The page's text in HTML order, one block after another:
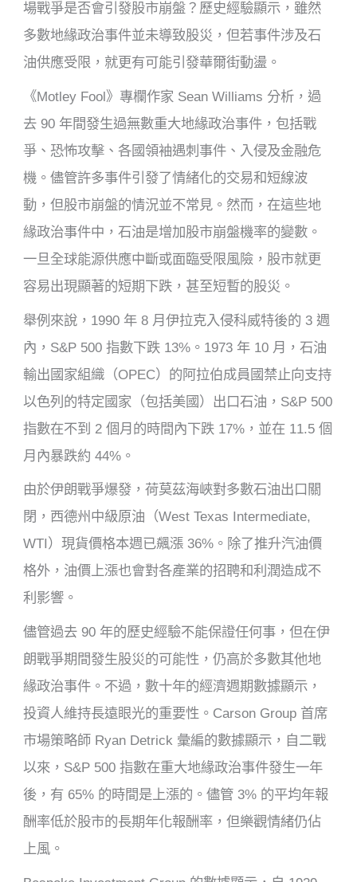
場戰爭是否會引發股市崩盤？歷史經驗顯示，雖然
多數地緣政治事件並未導致股災，但若事件涉及石
油供應受限，就更有可能引發華爾街動盪。
《Motley Fool》專欄作家 Sean Williams 分析，過
去 90 年間發生過無數重大地緣政治事件，包括戰
爭、恐怖攻擊、各國領袖遇刺事件、入侵及金融危
機。儘管許多事件引發了情緒化的交易和短線波
動，但股市崩盤的情況並不常見。然而，在這些地
緣政治事件中，石油是增加股市崩盤機率的變數。
一旦全球能源供應中斷或面臨受限風險，股市就更
容易出現顯著的短期下跌，甚至短暫的股災。
舉例來說，1990 年 8 月伊拉克入侵科威特後的 3 週
內，S&P 500 指數下跌 13%。1973 年 10 月，石油
輸出國家組織（OPEC）的阿拉伯成員國禁止向支持
以色列的特定國家（包括美國）出口石油，S&P 500
指數在不到 2 個月的時間內下跌 17%，並在 11.5 個
月內暴跌約 44%。
由於伊朗戰爭爆發，荷莫茲海峽對多數石油出口關
閉，西德州中級原油（West Texas Intermediate,
WTI）現貨價格本週已飆漲 36%。除了推升汽油價
格外，油價上漲也會對各產業的招聘和利潤造成不
利影響。
儘管過去 90 年的歷史經驗不能保證任何事，但在伊
朗戰爭期間發生股災的可能性，仍高於多數其他地
緣政治事件。不過，數十年的經濟週期數據顯示，
投資人維持長遠眼光的重要性。Carson Group 首席
市場策略師 Ryan Detrick 彙編的數據顯示，自二戰
以來，S&P 500 指數在重大地緣政治事件發生一年
後，有 65% 的時間是上漲的。儘管 3% 的平均年報
酬率低於股市的長期年化報酬率，但樂觀情緒仍佔
上風。